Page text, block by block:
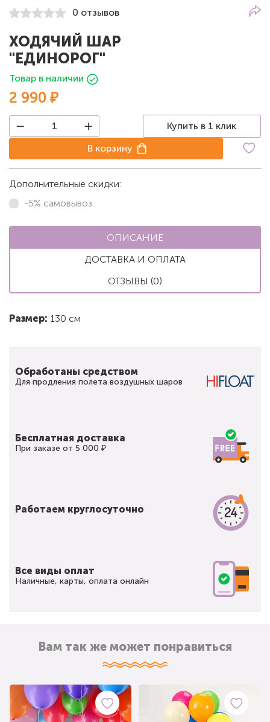
0 отзывов
ХОДЯЧИЙ ШАР
"ЕДИНОРОГ"
Товар в наличии
2 990 ₽
Купить в 1 клик
В корзину
Дополнительные скидки:
-5% самовывоз
ОПИСАНИЕ
ДОСТАВКА И ОПЛАТА
ОТЗЫВЫ (0)
Размер: 130 см
Обработаны средством
Для продления полета воздушных шаров
Бесплатная доставка
При заказе от 5 000 ₽
Работаем круглосуточно
Все виды оплат
Наличные, карты, оплата онлайн
Вам так же может понравиться